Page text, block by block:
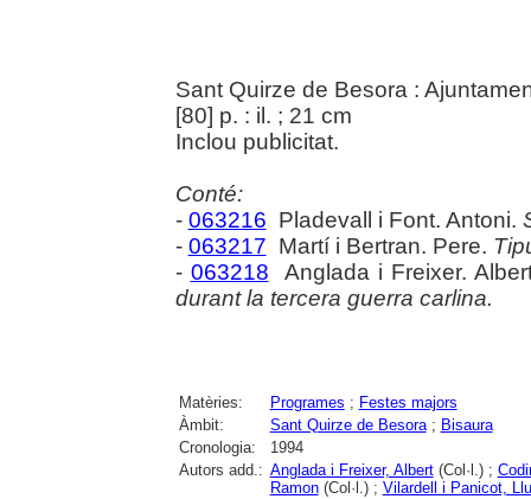
Sant Quirze de Besora :
[80] p. : il. ; 21 cm
Inclou publicitat.
Conté:
- 063216 Pladevall i Font. Antoni.
- 063217 Martí i Bertran. Pere.
- 063218 Anglada i Freixer.
durant la tercera guerra carlina.
Matèries: Programes ; Festes majors
Àmbit:
Sant Quirze de Besora; Bisaura
Cronologia:
1994
Autors add.: Anglada i Freixer, Albert(Col·l.) ;
Ramon(Col·l.) ; Vilardell i Panicot,